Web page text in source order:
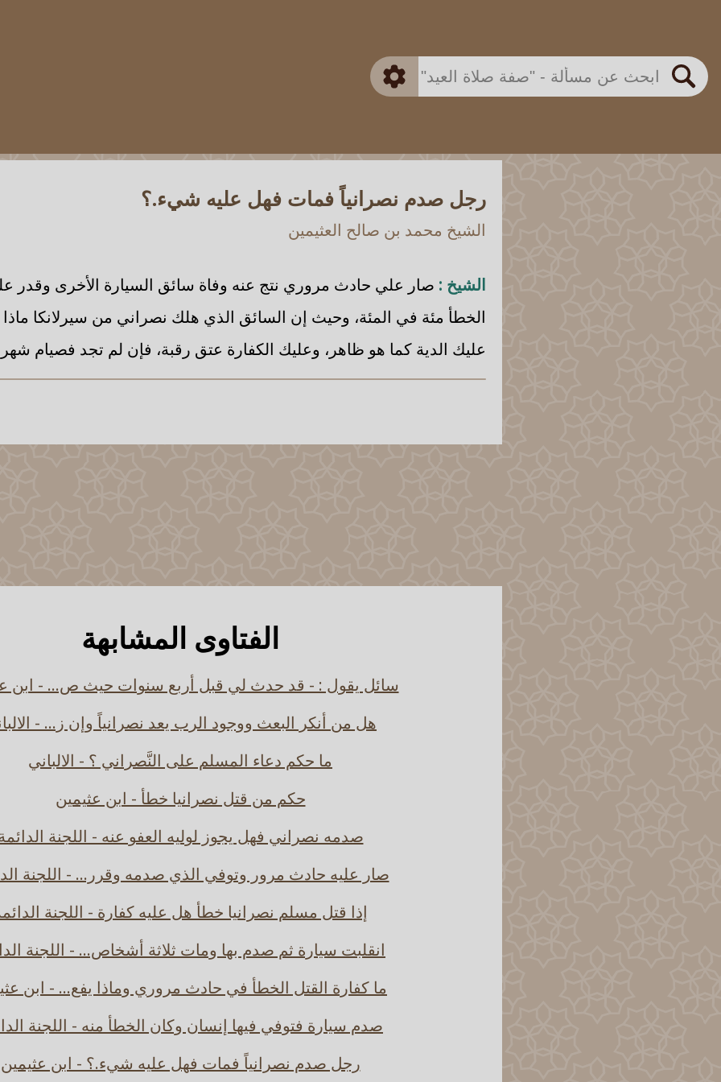
بحث
اللجنة الدائمة
متقدم
رجل صدم نصرانياً فمات فهل عليه شيء.؟
الشيخ محمد بن صالح العثيمين
الشيخ : صار علي حادث مروري نتج عنه وفاة سائق السيارة الأخرى وقدر
الخطأ مئة في المئة، وحيث إن السائق الذي هلك نصراني من سيرلانكا
عليك الدية كما هو ظاهر، وعليك الكفارة عتق رقبة، فإن لم تجد فصيام
الفتاوى المشابهة
سائل يقول : - قد حدث لي قبل أربع سنوات حيث ص... - ابن
هل من أنكر البعث ووجود الرب يعد نصرانياً وإن ز... -
ما حكم دعاء المسلم على النَّصراني ؟ - الالباني
حكم من قتل نصرانيا خطأ - ابن عثيمين
صدمه نصراني فهل يجوز لوليه العفو عنه - اللجنة
صار عليه حادث مرور وتوفي الذي صدمه وقرر... - اللجنة
إذا قتل مسلم نصرانيا خطأ هل عليه كفارة - اللجنة
انقلبت سيارة ثم صدم بها ومات ثلاثة أشخاص... - اللجنة
ما كفارة القتل الخطأ في حادث مروري وماذا يفع... - ابن
صدم سيارة فتوفي فيها إنسان وكان الخطأ منه - اللجنة
رجل صدم نصرانياً فمات فهل عليه شيء.؟ - ابن عثيمين